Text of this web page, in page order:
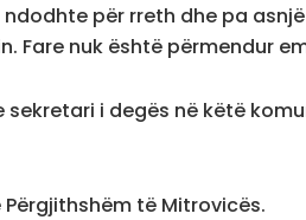
për rreth dhe pa
Fare nuk është përmendur
i degës në këtë
të Mitrovicës.